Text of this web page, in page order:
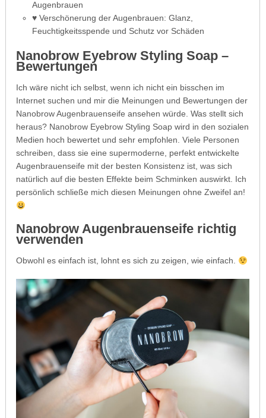
Augenbrauen
♥ Verschönerung der Augenbrauen: Glanz,
Feuchtigkeitsspende und Schutz vor Schäden
Nanobrow Eyebrow Styling Soap –
Bewertungen
Ich wäre nicht ich selbst, wenn ich nicht ein bisschen im
Internet suchen und mir die Meinungen und Bewertungen der
Nanobrow Augenbrauenseife ansehen würde. Was stellt sich
heraus? Nanobrow Eyebrow Styling Soap wird in den sozialen
Medien hoch bewertet und sehr empfohlen. Viele Personen
schreiben, dass sie eine supermoderne, perfekt entwickelte
Augenbrauenseife mit der besten Konsistenz ist, was sich
natürlich auf die besten Effekte beim Schminken auswirkt. Ich
persönlich schließe mich diesen Meinungen ohne Zweifel an!
Nanobrow Augenbrauenseife richtig
verwenden
Obwohl es einfach ist, lohnt es sich zu zeigen, wie einfach.